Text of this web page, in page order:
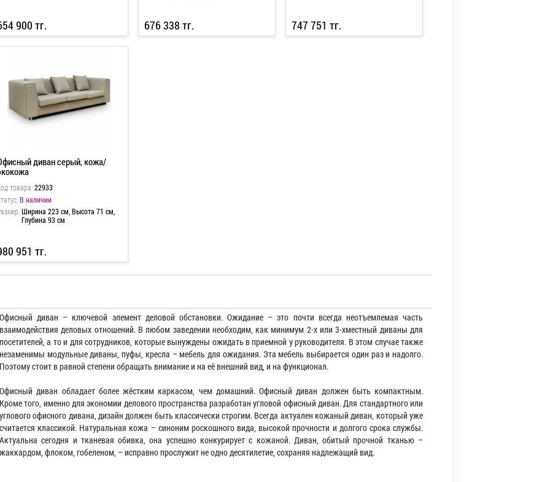
900 тг. 676 338 тг. 747 751 тг.
диван серый, кожа/
товара:22933
В наличии
Ширина 223 см, Высота 71 см,
Глубина 93 см
951 тг.
Офисный диван – ключевой элемент деловой обстановки. Ожидание – это почти всегда неотъемлемая часть
взаимодействия деловых отношений. В любом заведении необходим, как минимум 2-х или 3-хместный диваны для
посетителей, а то и для сотрудников, которые вынуждены ожидать в приемной у руководителя. В этом случае также
незаменимы модульные диваны, пуфы, кресла – мебель для ожидания. Эта мебель выбирается один раз и надолго.
Поэтому стоит в равной степени обращать внимание и на её внешний вид, и на функционал.
Офисный диван обладает более жёстким каркасом, чем домашний. Офисный диван должен быть компактным.
Кроме того, именно для экономии делового пространства разработан угловой офисный диван. Для стандартного или
углового офисного дивана, дизайн должен быть классически строгим. Всегда актуален кожаный диван, который уже
считается классикой. Натуральная кожа – синоним роскошного вида, высокой прочности и долгого срока службы.
Актуальна сегодня и тканевая обивка, она успешно конкурирует с кожаной. Диван, обитый прочной тканью –
жаккардом, флоком, гобеленом, – исправно прослужит не одно десятилетие, сохраняя надлежащий вид.